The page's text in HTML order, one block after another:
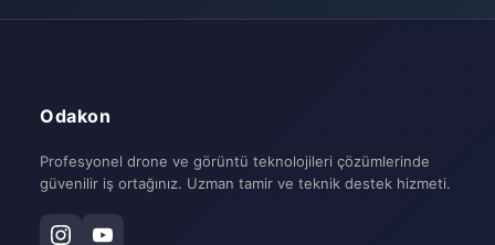
Odakon
Profesyonel drone ve görüntü teknolojileri çözümlerinde
güvenilir iş ortağınız. Uzman tamir ve teknik destek hizmeti.